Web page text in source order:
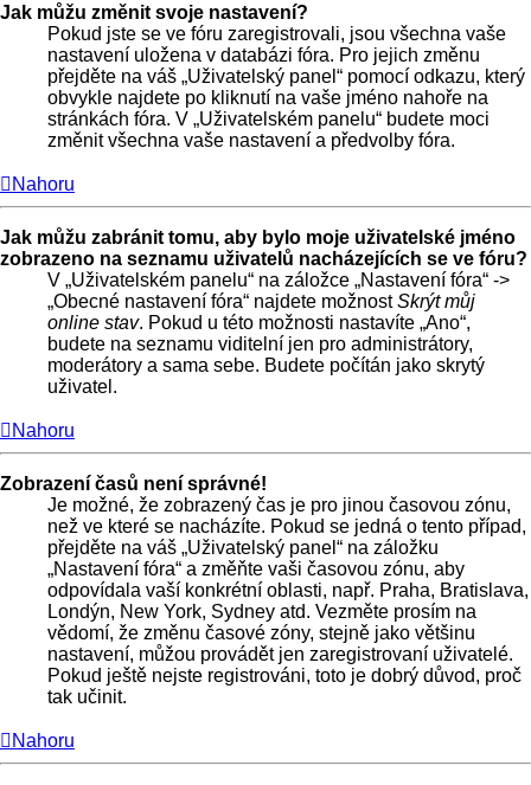
Jak můžu změnit svoje nastavení?
Pokud jste se ve fóru zaregistrovali, jsou všechna vaše
nastavení uložena v databázi fóra. Pro jejich změnu
přejděte na váš „Uživatelský panel“ pomocí odkazu, který
obvykle najdete po kliknutí na vaše jméno nahoře na
stránkách fóra. V „Uživatelském panelu“ budete moci
změnit všechna vaše nastavení a předvolby fóra.
Nahoru
Jak můžu zabránit tomu, aby bylo moje uživatelské jméno
zobrazeno na seznamu uživatelů nacházejících se ve fóru?
V „Uživatelském panelu“ na záložce „Nastavení fóra“ ->
„Obecné nastavení fóra“ najdete možnostSkrýt můj
online stav. Pokud u této možnosti nastavíte „Ano“,
budete na seznamu viditelní jen pro administrátory,
moderátory a sama sebe. Budete počítán jako skrytý
uživatel.
Nahoru
Zobrazení časů není správné!
Je možné, že zobrazený čas je pro jinou časovou zónu,
než ve které se nacházíte. Pokud se jedná o tento případ,
přejděte na váš „Uživatelský panel“ na záložku
„Nastavení fóra“ a změňte vaši časovou zónu, aby
odpovídala vaší konkrétní oblasti, např. Praha, Bratislava,
Londýn, New York, Sydney atd. Vezměte prosím na
vědomí, že změnu časové zóny, stejně jako většinu
nastavení, můžou provádět jen zaregistrovaní uživatelé.
Pokud ještě nejste registrováni, toto je dobrý důvod, proč
tak učinit.
Nahoru